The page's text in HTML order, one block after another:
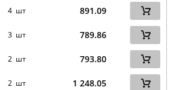
4 шт 891.09
3 шт 789.86
2 шт 793.80
2 шт 1 248.05